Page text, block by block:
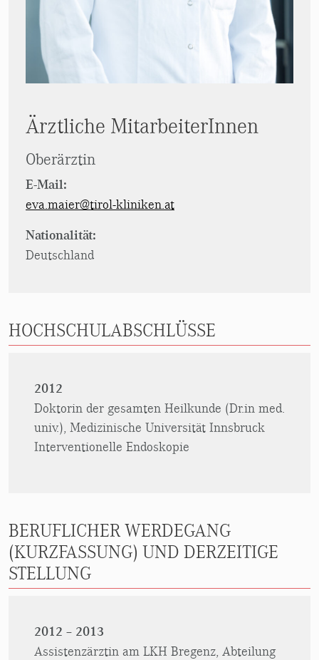
Ärztliche MitarbeiterInnen
Oberärztin
E-Mail:
eva.maier@tirol-kliniken.at
Nationalität:
Deutschland
HOCHSCHULABSCHLÜSSE
2012
Doktorin der gesamten Heilkunde (Dr.in med.
univ.), Medizinische Universität Innsbruck
Interventionelle Endoskopie
BERUFLICHER WERDEGANG
(KURZFASSUNG) UND DERZEITIGE
STELLUNG
2012 – 2013
Assistenzärztin am LKH Bregenz, Abteilung